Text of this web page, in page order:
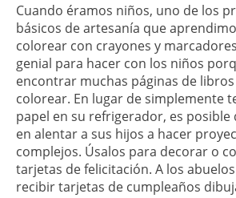
Cuando éramos niños, uno de los
básicos de artesanía que
colorear con crayones y
genial para hacer con los niños
encontrar muchas páginas de
colorear. En lugar de simplemente
papel en su refrigerador, es posible
en alentar a sus hijos a hacer
complejos. Úsalos para decorar o
tarjetas de felicitación. A los
recibir tarjetas de cumpleaños